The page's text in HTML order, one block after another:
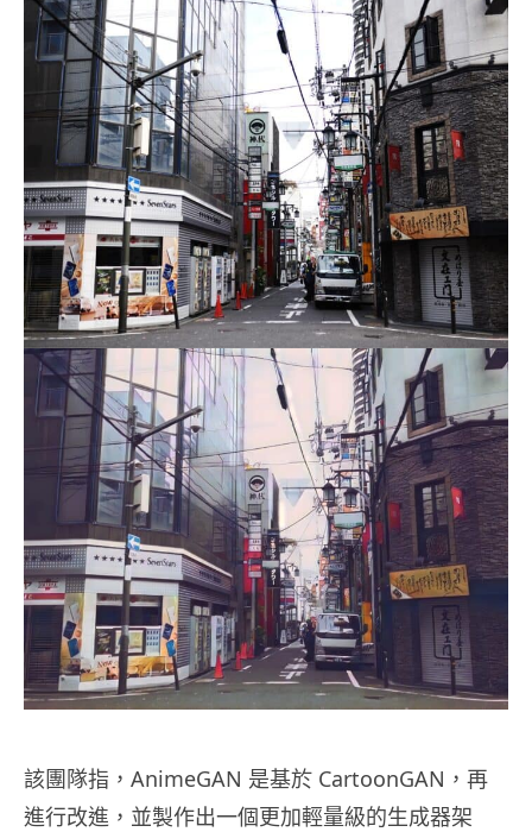
該團隊指，AnimeGAN 是基於 CartoonGAN，再
進行改進，並製作出一個更加輕量級的生成器架